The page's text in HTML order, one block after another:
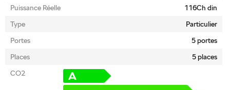
Puissance Réelle
116Ch din
Type
Particulier
Portes
5 portes
Places
5 places
CO2
A